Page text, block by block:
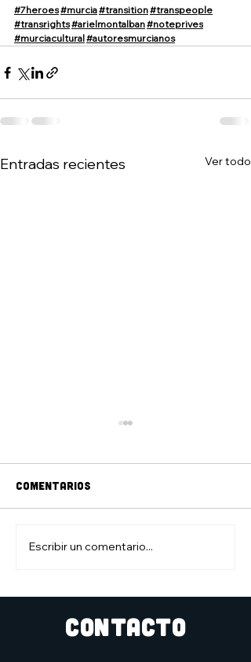
#7heroes#murcia#transition#transpeople
#transrights#arielmontalban#noteprives
#murciacultural#autoresmurcianos
Entradas recientes Ver todo
10 de mayo: Día del
Comentarios
Escribir un comentario...
CONTACTO